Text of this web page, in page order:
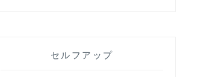
セルフアップ